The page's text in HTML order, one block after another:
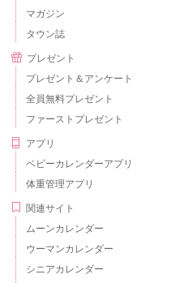
マガジン
タウン誌
プレゼント
プレゼント＆アンケート
全員無料プレゼント
ファーストプレゼント
アプリ
ベビーカレンダーアプリ
体重管理アプリ
関連サイト
ムーンカレンダー
ウーマンカレンダー
シニアカレンダー